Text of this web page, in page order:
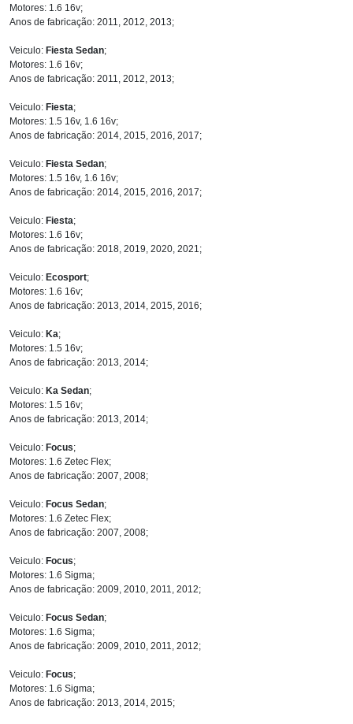
Motores: 1.6 16v;
Anos de fabricação: 2011, 2012, 2013;
Veiculo: Fiesta Sedan;
Motores: 1.6 16v;
Anos de fabricação: 2011, 2012, 2013;
Veiculo: Fiesta;
Motores: 1.5 16v, 1.6 16v;
Anos de fabricação: 2014, 2015, 2016, 2017;
Veiculo: Fiesta Sedan;
Motores: 1.5 16v, 1.6 16v;
Anos de fabricação: 2014, 2015, 2016, 2017;
Veiculo: Fiesta;
Motores: 1.6 16v;
Anos de fabricação: 2018, 2019, 2020, 2021;
Veiculo: Ecosport;
Motores: 1.6 16v;
Anos de fabricação: 2013, 2014, 2015, 2016;
Veiculo: Ka;
Motores: 1.5 16v;
Anos de fabricação: 2013, 2014;
Veiculo: Ka Sedan;
Motores: 1.5 16v;
Anos de fabricação: 2013, 2014;
Veiculo: Focus;
Motores: 1.6 Zetec Flex;
Anos de fabricação: 2007, 2008;
Veiculo: Focus Sedan;
Motores: 1.6 Zetec Flex;
Anos de fabricação: 2007, 2008;
Veiculo: Focus;
Motores: 1.6 Sigma;
Anos de fabricação: 2009, 2010, 2011, 2012;
Veiculo: Focus Sedan;
Motores: 1.6 Sigma;
Anos de fabricação: 2009, 2010, 2011, 2012;
Veiculo: Focus;
Motores: 1.6 Sigma;
Anos de fabricação: 2013, 2014, 2015;